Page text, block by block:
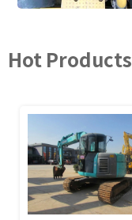
Hot Products